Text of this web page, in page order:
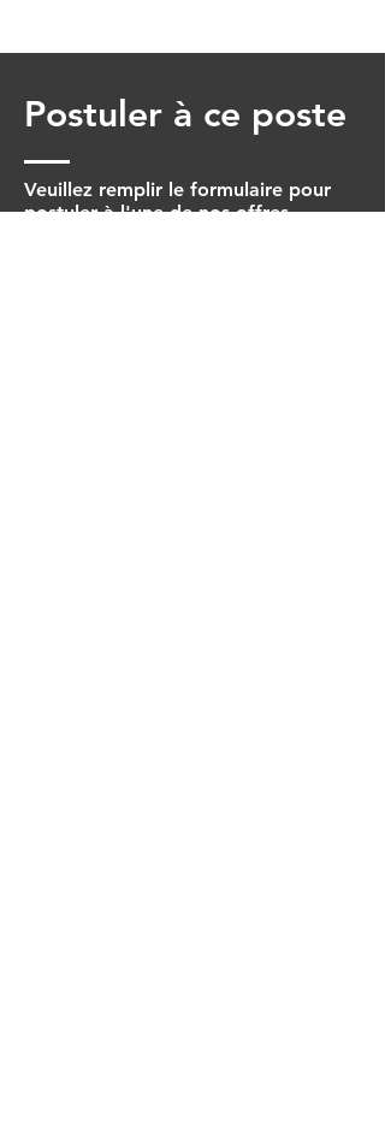
Postuler à ce poste
Veuillez remplir le formulaire pour
postuler à l'une de nos offres.